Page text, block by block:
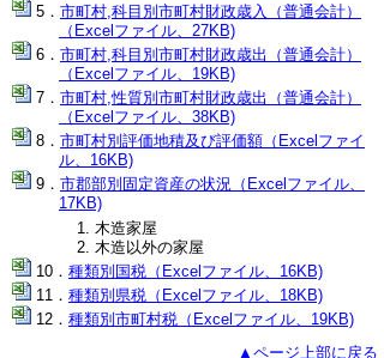
市町村,科目別市町村財政歳入（普通会計）
（Excelファイル、27KB)
市町村,科目別市町村財政歳出（普通会計）
（Excelファイル、19KB)
市町村,性質別市町村財政歳出（普通会計）
（Excelファイル、38KB)
市町村別評価地積及び評価額（Excelファイ
ル、16KB)
市郡部別固定資産の状況（Excelファイル、
17KB)
木造家屋
木造以外の家屋
種類別国税（Excelファイル、16KB)
種類別県税（Excelファイル、18KB)
種類別市町村税（Excelファイル、19KB)
▲ページ上部に戻る